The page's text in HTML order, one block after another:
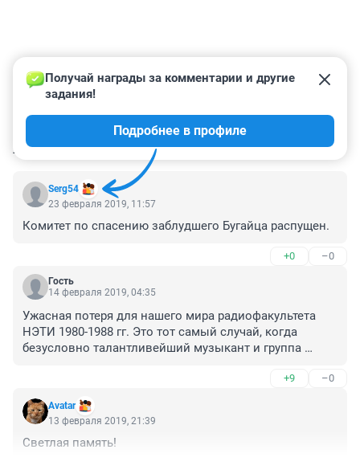
КОММЕНТАРИИ 90
Serg54
Получай награды за комментарии и другие
задания!
Подробнее в профиле
23 февраля 2019, 11:57
Комитет по спасению заблудшего Бугайца распущен.
+0 –0
Гость
14 февраля 2019, 04:35
Ужасная потеря для нашего мира радиофакультета
НЭТИ 1980-1988 гг. Это тот самый случай, когда
безусловно талантливейший музыкант и группа
не смогли взлететь звездами в небо :(( Помню как
нас с деканом Шориным таскали по парткомитетам,
закрытым прослушкам их репертура парткомиссиями
в пустом актовом зале НЭТИ для решения судьбы -
пускать - непускать в "массы". Были встречи и с
+9 –0
Avatar
13 февраля 2019, 21:39
Светлая память!